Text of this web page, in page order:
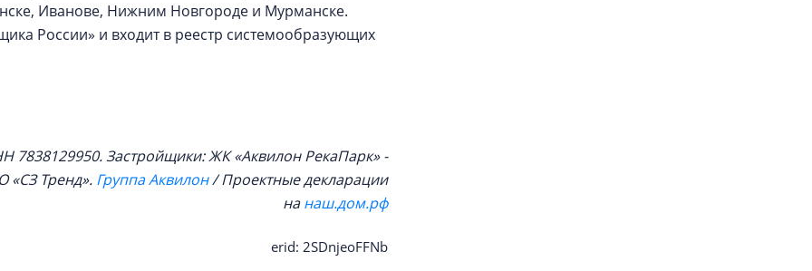
Иванове, Нижним Новгороде и Мурманске.
России» и входит в реестр системообразующих
Застройщики: ЖК «Аквилон РекаПарк» -
«СЗ Тренд». Группа Аквилон/ Проектные декларации
нанаш.дом.рф
erid: 2SDnjeoFFNb